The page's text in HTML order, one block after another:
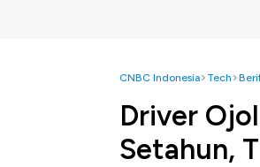
CNBC Indonesia Tech
Driver
Setahun,